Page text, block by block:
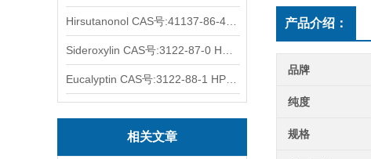
相关文章
产品介绍：
品牌
纯度
规格